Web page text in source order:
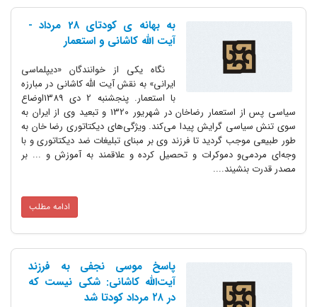
به بهانه ی کودتای 28 مرداد -
آیت الله کاشانی و استعمار
نگاه یکی از خوانندگان «دیپلماسی
ایرانی» به نقش آیت الله کاشانی در مبارزه
با استعمار. پنجشنبه 2 دى 1389اوضاع
سیاسى پس از استعمار رضاخان در شهریور 1320 و تبعید وی از ایران به
سوی تنش سیاسى گرایش پیدا می‌کند. وی‍‍‍‍‍‍‍ژگى‌های دیکتاتوری رضا خان به
طور طبیعی موجب گردید تا فرزند وی بر مبنای تبلیغات ضد دیکتاتوری و با
وجه‌ای مردمی‌‌و دموکرات و تحصیل کرده و علاقمند به آموزش و ... بر
مصدر قدرت بنشیند....
ادامه مطلب
پاسخ موسی نجفی به فرزند
آیت‌الله کاشانی: شکی نیست که
در ۲۸ مرداد کودتا شد